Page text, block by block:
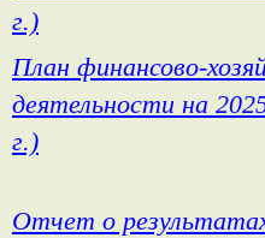
г.)
План финансово-
деятельности на
г.)
Отчет о